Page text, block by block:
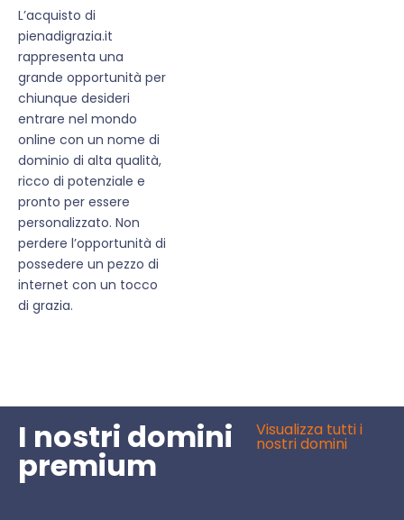
L’acquisto di
pienadigrazia.it
rappresenta una
grande opportunità per
chiunque desideri
entrare nel mondo
online con un nome di
dominio di alta qualità,
ricco di potenziale e
pronto per essere
personalizzato. Non
perdere l’opportunità di
possedere un pezzo di
internet con un tocco
di grazia.
I nostri domini
premium
Visualizza tutti i
nostri domini